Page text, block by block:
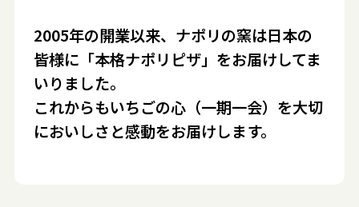
2005年の開業以来、ナポリの窯は日本の
皆様に「本格ナポリピザ」をお届けしてま
いりました。
これからもいちごの心（一期一会）を大切
においしさと感動をお届けします。